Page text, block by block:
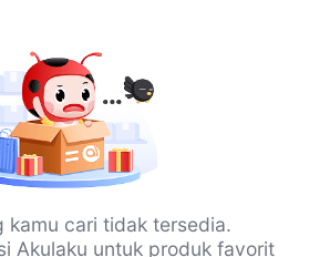
kamu cari tidak tersedia.
Akulaku untuk produk favorit